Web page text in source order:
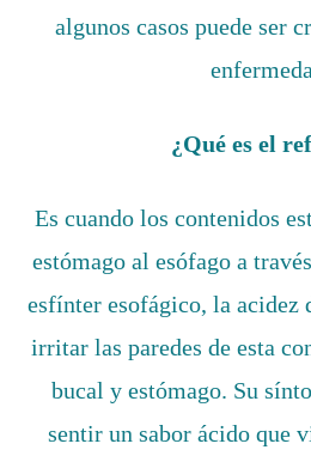
algunos casos puede ser
¿Qué es el
Es cuando los contenidos
estómago al esófago a
esfínter esofágico, la acidez
irritar las paredes de esta
bucal y estómago. Su
sentir un sabor ácido que